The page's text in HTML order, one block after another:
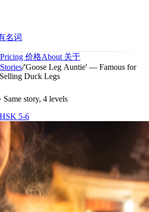
名词
Pricing 价格About 关于
/'Goose Leg Auntie' — Famous for
Duck Legs
Same story, 4 levels
HSK 5-6